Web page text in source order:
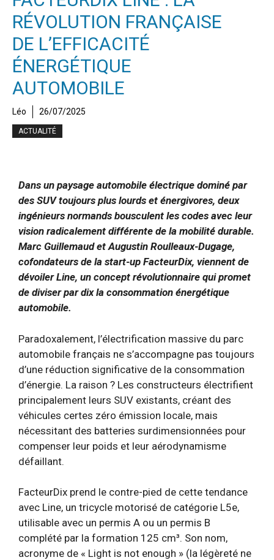
RÉVOLUTION FRANÇAISE
DE L’EFFICACITÉ
ÉNERGÉTIQUE
AUTOMOBILE
Léo 26/07/2025
ACTUALITÉ
Dans un paysage automobile électrique dominé par
des SUV toujours plus lourds et énergivores, deux
ingénieurs normands bousculent les codes avec leur
vision radicalement différente de la mobilité durable.
Marc Guillemaud et Augustin Roulleaux-Dugage,
cofondateurs de la start-up FacteurDix, viennent de
dévoiler Line, un concept révolutionnaire qui promet
de diviser par dix la consommation énergétique
automobile.
Paradoxalement, l’électrification massive du parc
automobile français ne s’accompagne pas toujours
d’une réduction significative de la consommation
d’énergie. La raison ? Les constructeurs électrifient
principalement leurs SUV existants, créant des
véhicules certes zéro émission locale, mais
nécessitant des batteries surdimensionnées pour
compenser leur poids et leur aérodynamisme
défaillant.
FacteurDix prend le contre-pied de cette tendance
avec Line, un tricycle motorisé de catégorie L5e,
utilisable avec un permis A ou un permis B
complété par la formation 125 cm³. Son nom,
acronyme de « Light is not enough » (la légèreté ne